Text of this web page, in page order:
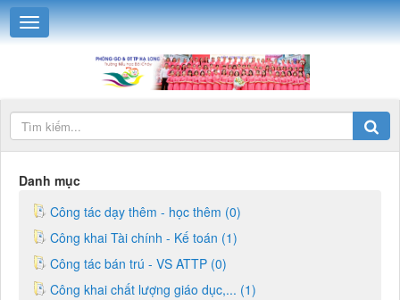
Danh mục
Công tác dạy thêm - học thêm (0)
Công khai Tài chính - Kế toán (1)
Công tác bán trú - VS ATTP (0)
Công khai chất lượng giáo dục,... (1)